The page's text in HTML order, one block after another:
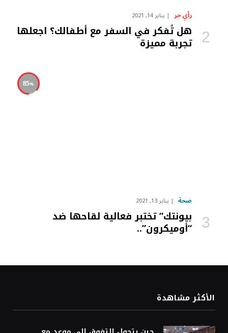
رأي حر يناير 14, 2021
هل تُفكر في السفر مع أطفالك؟ اجعلها
تجربة مميزة
85
صحة يناير 13, 2021
بيونتك” تختبر فعالية لقاحها ضد
“أوميكرون”..
الأكثر مشاهدة